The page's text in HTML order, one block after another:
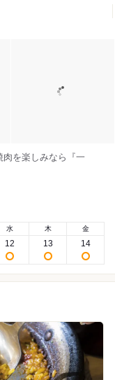
を楽しみなら『一
水
12
木
13
金
14